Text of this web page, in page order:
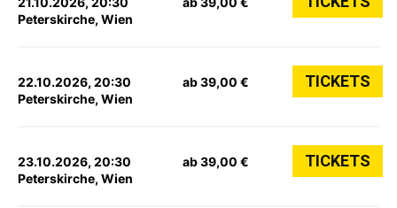
Peterskirche, Wien
22.10.2026, 20:30
Peterskirche, Wien
ab 39,00 € TICKETS
23.10.2026, 20:30
Peterskirche, Wien
ab 39,00 € TICKETS